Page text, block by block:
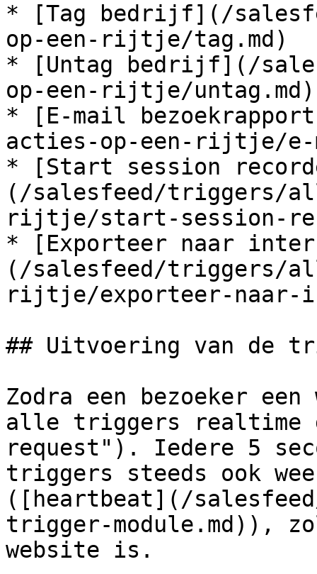
* [Tag bedrijf](/
op-een-rijtje/tag.md)
* [Untag bedrijf](/
op-een-rijtje/untag.md)
* [E-mail
acties-op-een-rijtje/e-
* [Start session
(/salesfeed/triggers/
rijtje/start-session-
* [Exporteer naar
(/salesfeed/triggers/
rijtje/exporteer-naar-
## Uitvoering van de
Zodra een bezoeker
alle triggers realtime
request"). Iedere 5
triggers steeds ook
([heartbeat](/
trigger-module.md)),
website is.